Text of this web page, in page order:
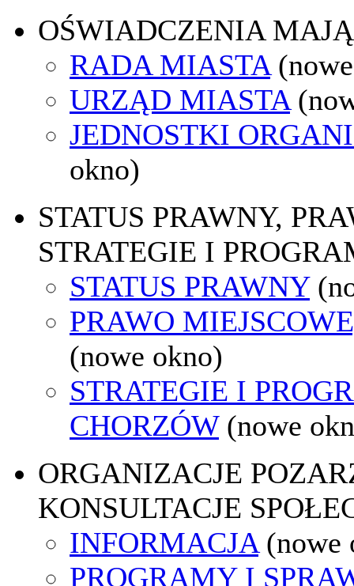
OŚWIADCZENIA
RADA MIASTA
URZĄD MIASTA
JEDNOSTKI
okno)
STATUS PRAWNY,
STRATEGIE I
STATUS PRAWNY
PRAWO
(nowe okno)
STRATEGIE I
CHORZÓW (nowe
ORGANIZACJE
KONSULTACJE
INFORMACJA (nowe
PROGRAMY I